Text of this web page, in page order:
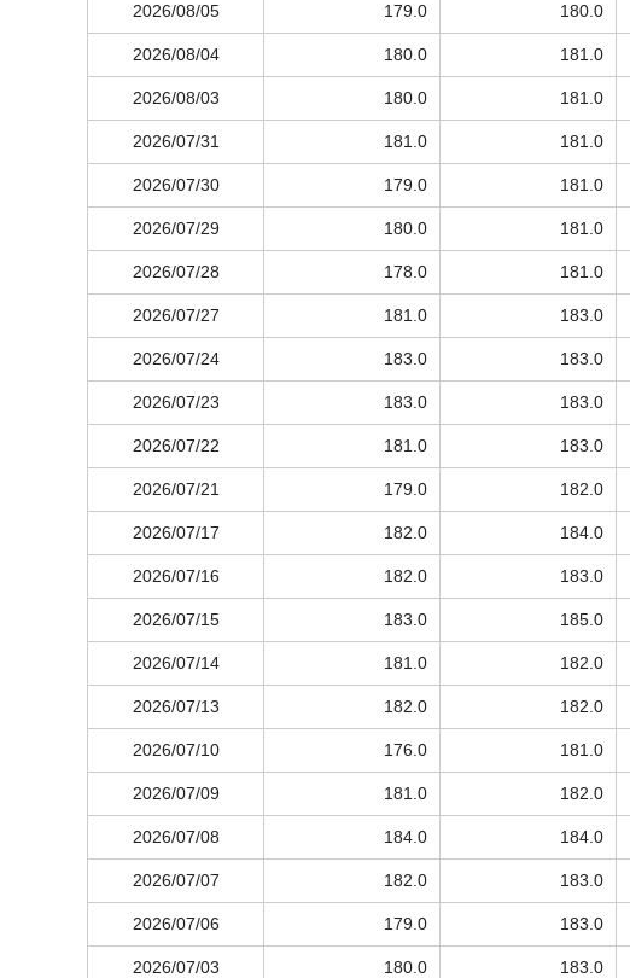
2026/08/05 179.0 180.0
2026/08/04 180.0 181.0
2026/08/03 180.0 181.0
2026/07/31 181.0 181.0
2026/07/30 179.0 181.0
2026/07/29 180.0 181.0
2026/07/28 178.0 181.0
2026/07/27 181.0 183.0
2026/07/24 183.0 183.0
2026/07/23 183.0 183.0
2026/07/22 181.0 183.0
2026/07/21 179.0 182.0
2026/07/17 182.0 184.0
2026/07/16 182.0 183.0
2026/07/15 183.0 185.0
2026/07/14 181.0 182.0
2026/07/13 182.0 182.0
2026/07/10 176.0 181.0
2026/07/09 181.0 182.0
2026/07/08 184.0 184.0
2026/07/07 182.0 183.0
2026/07/06 179.0 183.0
2026/07/03 180.0 183.0